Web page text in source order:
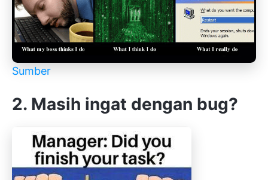
Sumber
2. Masih ingat dengan bug?